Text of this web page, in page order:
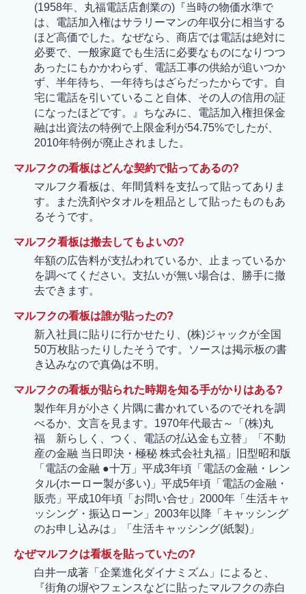
(1958年、丸福電話店創業の)『当時の物価水準で
は、電話加入権はサラリーマンの年収分に相当する
ほど高価でした。なぜなら、商店では電話は絶対に
必要で、一般家庭でも生活に必要なものになりつつ
あったにもかかわらず、電話工事の供給が追いつか
ず、半年待ち、一年待ちはざらだったからです。自
宅に電話を引いていること自体、その人の信用の証
になったほどです。』ちなみに、電話加入権担保金
融は出資法の特例で上限金利が54.75%でしたが、
2010年特例が廃止されました。
マルフクの看板はどんな契約で貼ってあるの?
マルフク看板は、年間賃料を支払って貼ってありま
す。また洗剤やタオルを粗品として貼ったものもあ
るそうです。
マルフク看板は撤去してもよいの?
年額の広告料が支払われているか、止まっているか
を調べてください。支払いが無い場合は、勝手に撤
去できます。
マルフクの看板は誰が貼ったの?
新入社員に貼りに行かせたり、(株)ジャックが全国
50万枚貼ったりしたそうです。ソースは掲示板の書
き込みなので真偽は不明。
マルフクの看板が貼られた時期を知る手がかりはある?
製作年月が小さく片隅に書かれているのでそれを調
べるか、文言を見ます。1970年代最古～「(株)丸
福 新らしく、つく、電話の払込金も立替」「不動
産の金融 当日即決・極秘 株式会社丸福」旧型昭和版
「電話の金融 ●十万」平成3年頃「電話の金融・レン
タル(ホーロー製が多い)」平成5年頃「電話の金融・
販売」平成10年頃「お問い合せ」2000年「生活キャ
ッシング・振込ローン」2003年以降「キャッシング
のお申し込みは」「生活キャッシング(紙製)」
なぜマルフクは看板を貼っていたの?
白井一成著「企業進化ダイナミズム」によると、
『街角の塀やフェンスなどに貼ったマルフクの赤白